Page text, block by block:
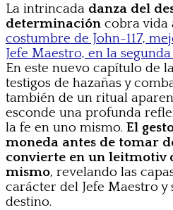
La intrincada danza del
determinación cobra vida
costumbre de John-117,
Jefe Maestro, en la
En este nuevo capítulo de
testigos de hazañas y
también de un ritual
esconde una profunda
la fe en uno mismo. El
moneda antes de tomar
convierte en un leitmotiv
mismo, revelando las
carácter del Jefe Maestro
destino.